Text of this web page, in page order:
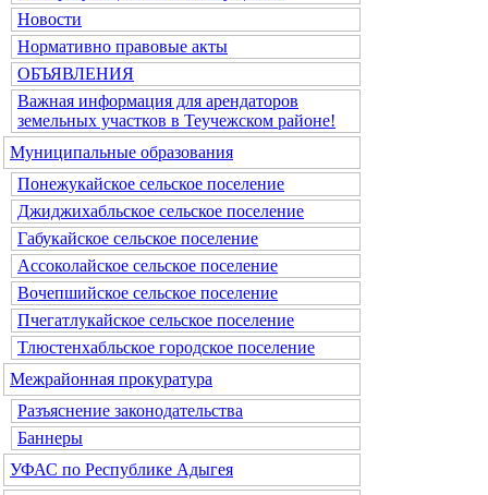
Новости
Нормативно правовые акты
ОБЪЯВЛЕНИЯ
Важная информация для арендаторов
земельных участков в Теучежском районе!
Муниципальные образования
Понежукайское сельское поселение
Джиджихабльское сельское поселение
Габукайское сельское поселение
Ассоколайское сельское поселение
Вочепшийское сельское поселение
Пчегатлукайское сельское поселение
Тлюстенхабльское городское поселение
Межрайонная прокуратура
Разъяснение законодательства
Баннеры
УФАС по Республике Адыгея